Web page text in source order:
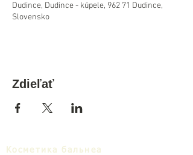
Dudince, Dudince - kúpele, 962 71 Dudince,
Slovensko
Zdieľať
Косметика бальнеа